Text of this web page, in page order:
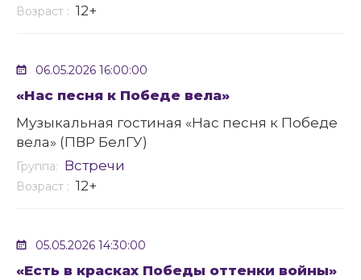
Возраст : 12+
06.05.2026 16:00:00
«Нас песня к Победе вела»
Музыкальная гостиная «Нас песня к Победе
вела» (ПВР БелГУ)
Группа: Встречи
Возраст : 12+
05.05.2026 14:30:00
«Есть в красках Победы оттенки войны»